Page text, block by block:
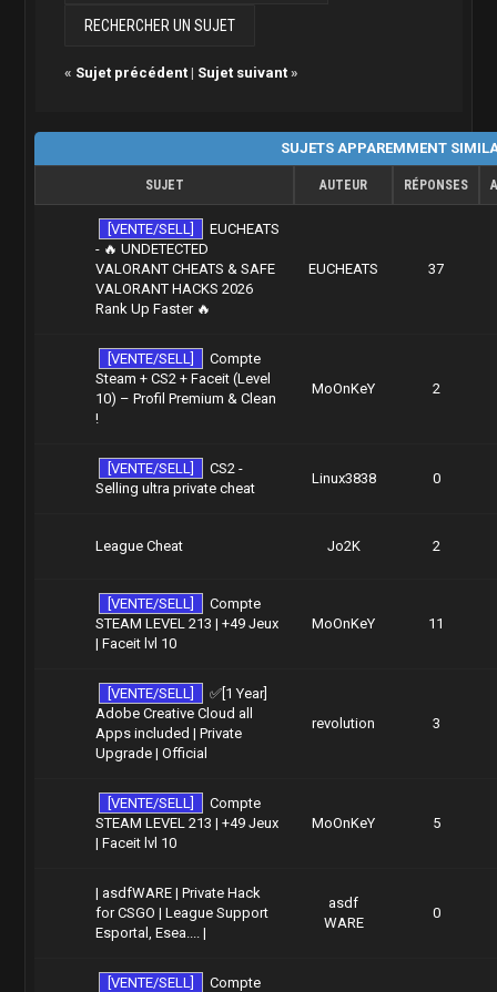
« Sujet précédent| Sujet suivant»
SUJETS APPAREMMENT
SUJET AUTEUR RÉPONSES
[VENTE/SELL]
EUCHEATS
- 🔥 UNDETECTED
VALORANT CHEATS & SAFE
VALORANT HACKS 2026
Rank Up Faster 🔥
EUCHEATS 37
[VENTE/SELL]
Compte
Steam + CS2 + Faceit (Level
10) – Profil Premium & Clean
!
MoOnKeY 2
[VENTE/SELL]
CS2 -
Selling ultra private cheat
Linux3838 0
League Cheat Jo2K 2
[VENTE/SELL]
Compte
STEAM LEVEL 213 | +49 Jeux
| Faceit lvl 10
MoOnKeY 11
[VENTE/SELL]
✅[1 Year]
Adobe Creative Cloud all
Apps included | Private
Upgrade | Official
revolution 3
[VENTE/SELL]
Compte
STEAM LEVEL 213 | +49 Jeux
| Faceit lvl 10
MoOnKeY 5
| asdfWARE | Private Hack
for CSGO | League Support
Esportal, Esea.... |
asdf
WARE
0
[VENTE/SELL]
Compte